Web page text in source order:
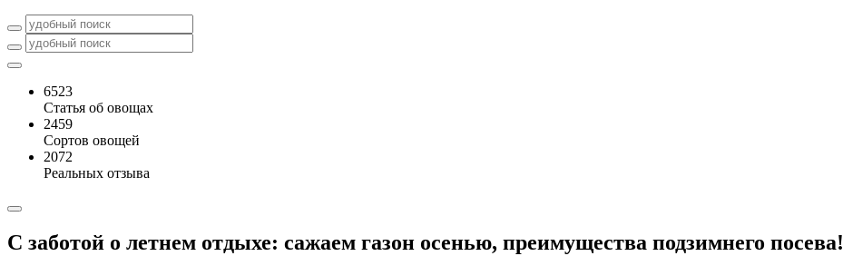
6523
Статья об овощах
2459
Сортов овощей
2072
Реальных отзыва
С заботой о летнем отдыхе: сажаем газон осенью, преимущества подзимнего посева!